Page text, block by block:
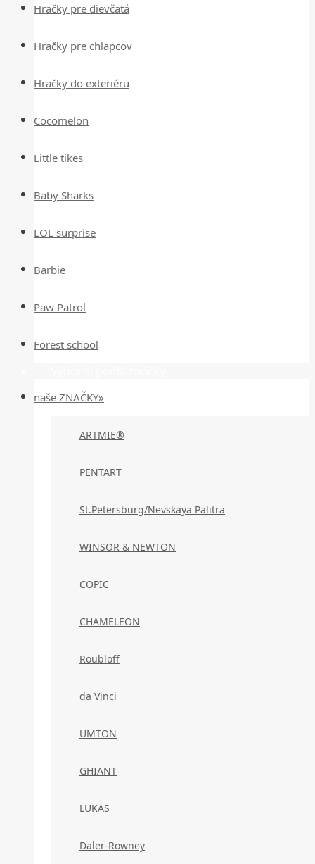
Hračky pre dievčatá
Hračky pre chlapcov
Hračky do exteriéru
Cocomelon
Little tikes
Baby Sharks
LOL surprise
Barbie
Paw Patrol
Forest school
naše ZNAČKY»
ARTMIE®
PENTART
St.Petersburg/Nevskaya Palitra
WINSOR & NEWTON
COPIC
CHAMELEON
Roubloff
da Vinci
UMTON
GHIANT
LUKAS
Daler-Rowney